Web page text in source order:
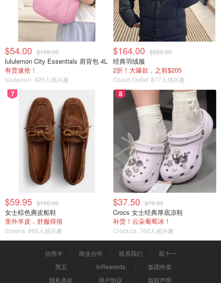
$54.00 $108.00
lululemon City Essentials 肩背包 4L
有货速抢！
lululemon 926人感兴趣
$164.00 $820.00
经典羽绒服
2折！大爆款，之前$205
Coach Outlet 877人感兴趣
7
$59.95 $190.00
女士棕色麂皮船鞋
里外羊皮，舒服得很
Simons 866人感兴趣
8
$37.50 $79.99
Crocs 女士经典厚底凉鞋
补货！云朵葡萄冰！
Crocs.ca 760人感兴趣
信用卡 商业合作 联系我们
双十一
黑五
InRewards
饭团外卖
隐私条款
用户协议 版权声明